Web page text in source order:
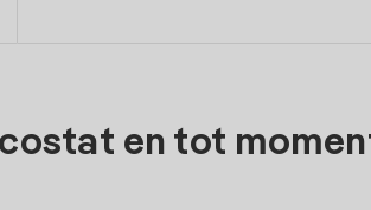
en tot